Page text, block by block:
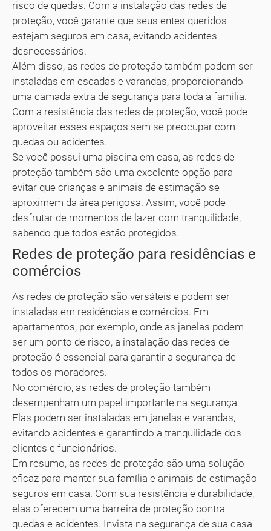
risco de quedas. Com a instalação das redes de
proteção, você garante que seus entes queridos
estejam seguros em casa, evitando acidentes
desnecessários.
Além disso, as redes de proteção também podem ser
instaladas em escadas e varandas, proporcionando
uma camada extra de segurança para toda a família.
Com a resistência das redes de proteção, você pode
aproveitar esses espaços sem se preocupar com
quedas ou acidentes.
Se você possui uma piscina em casa, as redes de
proteção também são uma excelente opção para
evitar que crianças e animais de estimação se
aproximem da área perigosa. Assim, você pode
desfrutar de momentos de lazer com tranquilidade,
sabendo que todos estão protegidos.
Redes de proteção para residências e
comércios
As redes de proteção são versáteis e podem ser
instaladas em residências e comércios. Em
apartamentos, por exemplo, onde as janelas podem
ser um ponto de risco, a instalação das redes de
proteção é essencial para garantir a segurança de
todos os moradores.
No comércio, as redes de proteção também
desempenham um papel importante na segurança.
Elas podem ser instaladas em janelas e varandas,
evitando acidentes e garantindo a tranquilidade dos
clientes e funcionários.
Em resumo, as redes de proteção são uma solução
eficaz para manter sua família e animais de estimação
seguros em casa. Com sua resistência e durabilidade,
elas oferecem uma barreira de proteção contra
quedas e acidentes. Invista na segurança de sua casa